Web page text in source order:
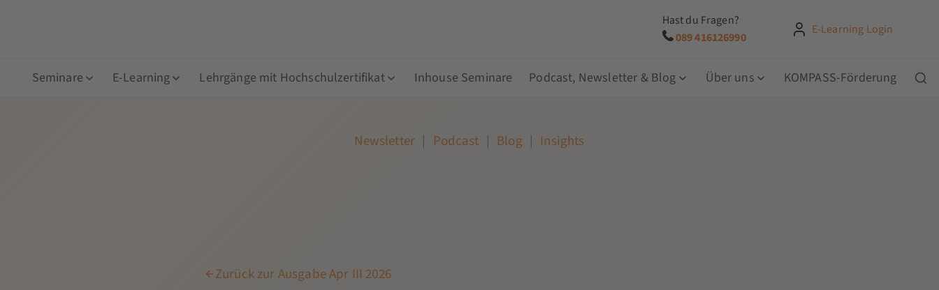
Hast du Fragen?
089 416126990
E-Learning Login
Seminare E-Learning Lehrgänge mit Hochschulzertifikat Inhouse Seminare Podcast, Newsletter & Blog Über uns KOMPASS-Förderung
Newsletter | Podcast | Blog | Insights
Zurück zur Ausgabe Apr III 2026